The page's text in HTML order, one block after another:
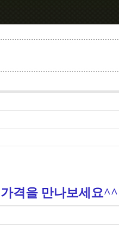
격을 만나보세요^^